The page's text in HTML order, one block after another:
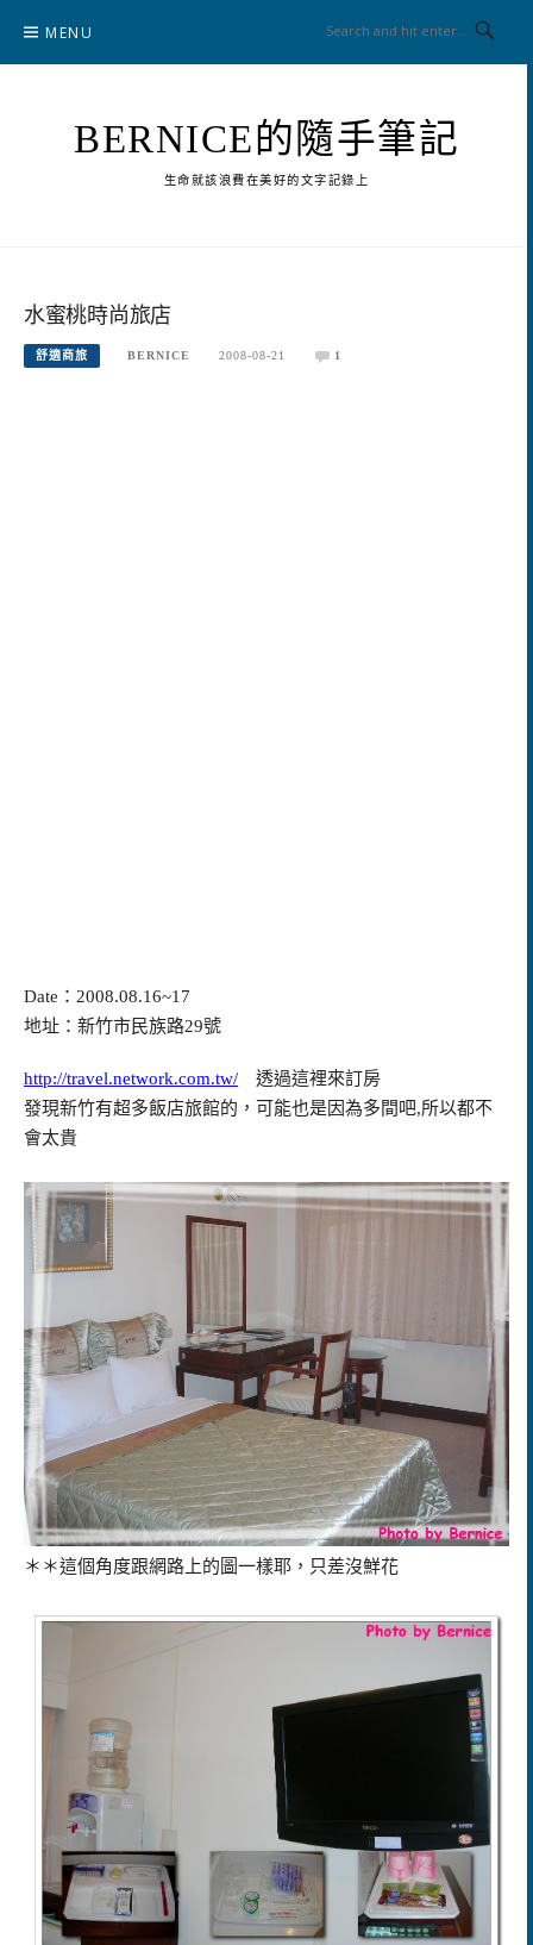
content
MENU
BERNICE的隨手筆記
生命就該浪費在美好的文字記錄上
水蜜桃時尚旅店
舒適商旅 BERNICE 2008-08-21 1
Date ：2008.08.16~17
地址：新竹市民族路29號
http://travel.network.com.tw/
透過這裡來訂房
發現新竹有超多飯店旅館的，可能也是因為多間吧,所以都不
會太貴
＊＊這個角度跟網路上的圖一樣耶，只差沒鮮花